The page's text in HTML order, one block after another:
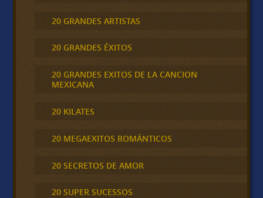
20 GRANDES ARTISTAS
20 GRANDES ÉXITOS
20 GRANDES EXITOS DE LA CANCION
MEXICANA
20 KILATES
20 MEGAEXITOS ROMÁNTICOS
20 SECRETOS DE AMOR
20 SUPER SUCESSOS